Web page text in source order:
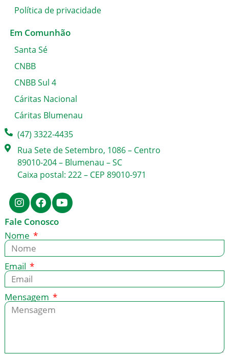
Política de privacidade
Em Comunhão
Santa Sé
CNBB
CNBB Sul 4
Cáritas Nacional
Cáritas Blumenau
(47) 3322-4435
Rua Sete de Setembro, 1086 – Centro
89010-204 – Blumenau – SC
Caixa postal: 222 – CEP 89010-971
Fale Conosco
Nome
Email
Mensagem